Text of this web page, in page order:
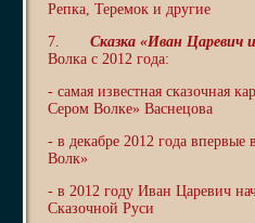
Репка, Теремок и другие
7. Сказка «Иван Царевич
Волка с 2012 года:
- самая известная сказочная
Сером Волке» Васнецова
- в декабре 2012 года
Волк»
- в 2012 году Иван Царевич
Сказочной Руси